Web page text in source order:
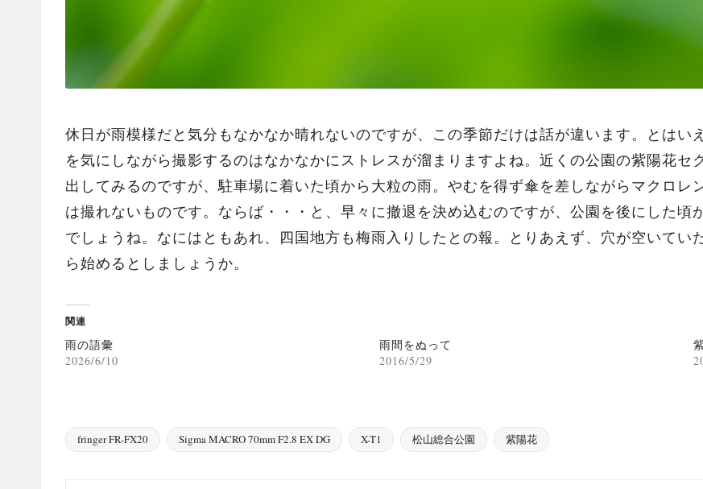
休日が雨模様だと気分もなかなか晴れないのですが、この季節だけは話が違います。とは
を気にしながら撮影するのはなかなかにストレスが溜まりますよね。近くの公園の紫陽花セ
出してみるのですが、駐車場に着いた頃から大粒の雨。やむを得ず傘を差しながらマクロレ
は撮れないものです。ならば・・・と、早々に撤退を決め込むのですが、公園を後にした
でしょうね。なにはともあれ、四国地方も梅雨入りしたとの報。とりあえず、穴が空いて
ら始めるとしましょうか。
関連
雨の語彙
2026/6/10
雨間をぬって
2016/5/29
Tags:
fringer FR-FX20 Sigma MACRO 70mm F2.8 EX DG X-T1 松山総合公園 紫陽花